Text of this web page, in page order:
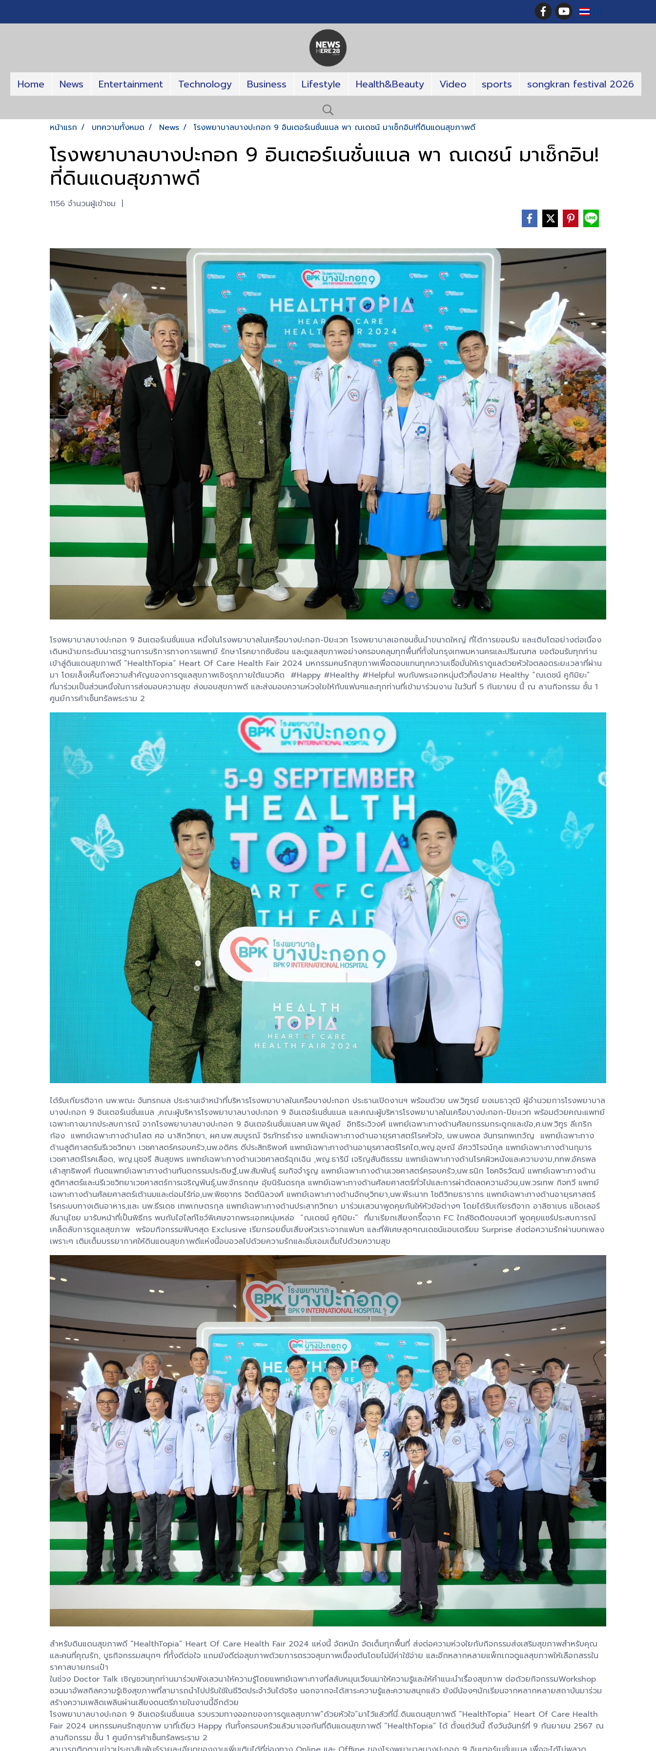
TH
Home News Entertainment Technology Business Lifestyle Health&Beauty Video sports songkran festival 2026
หน้าแรก บทความทั้งหมด News โรงพยาบาลบางปะกอก 9 อินเตอร์เนชั่นแนล พา ณเดชน์ มาเช็กอิน!ที่ดินแดนสุขภาพดี
โรงพยาบาลบางปะกอก 9 อินเตอร์เนชั่นแนล พา ณเดชน์ มาเช็กอิน!
ที่ดินแดนสุขภาพดี
1156 จำนวนผู้เข้าชม |
โรงพยาบาลบางปะกอก 9 อินเตอร์เนชั่นแนล หนึ่งในโรงพยาบาลในเครือบางปะกอก-ปิยะเวท โรงพยาบาลเอกชนชั้นนำขนาดใหญ่ ที่ได้การยอมรับ และเติบโตอย่างต่อเนื่อง
เดินหน้ายกระดับมาตรฐานการบริการทางการแพทย์ รักษาโรคยากซับซ้อน และดูแลสุขภาพอย่างครอบคลุมทุกพื้นที่ทั้งในกรุงเทพมหานครและปริมณฑล ขอต้อนรับทุกท่าน
เข้าสู่ดินแดนสุขภาพดี “HealthTopia” Heart Of Care Health Fair 2024 มหกรรมคนรักสุขภาพเพื่อตอบแทนทุกความเชื่อมั่นให้เราดูแลด้วยหัวใจตลอดระยะเวลาที่ผ่าน
มา โดยเล็งเห็นถึงความสำคัญของการดูแลสุขภาพเชิงรุกภายใต้แนวคิด #Happy #Healthy #Helpful พบกับพระเอกหนุ่มตัวท็อปสาย Healthy “ณเดชน์ คูกิมิยะ”
ที่มาร่วมเป็นส่วนหนึ่งในการส่งมอบความสุข ส่งมอบสุขภาพดี และส่งมอบความห่วงใยให้กับแฟนๆและทุกท่านที่เข้ามาร่วมงาน ในวันที่ 5 กันยายน นี้ ณ ลานกิจกรรม ชั้น 1
ศูนย์การค้าเซ็นทรัลพระราม 2
ได้รับเกียรติจาก นพ.พณะ จันทรกมล ประธานเจ้าหน้าที่บริหารโรงพยาบาลในเครือบางปะกอก ประธานเปิดงานฯ พร้อมด้วย นพ.วิฑูรย์ ยงเมธาวุฒิ ผู้อำนวยการโรงพยาบาล
บางปะกอก 9 อินเตอร์เนชั่นแนล ,คณะผู้บริหารโรงพยาบาลบางปะกอก 9 อินเตอร์เนชั่นแนล และคณะผู้บริหารโรงพยาบาลในเครือบางปะกอก-ปิยะเวท พร้อมด้วยคณะแพทย์
เฉพาะทางมากประสบการณ์ จากโรงพยาบาลบางปะกอก 9 อินเตอร์เนชั่นแนลศ.นพ.พิบูลย์ อิทธิระวิวงศ์ แพทย์เฉพาะทางด้านศัลยกรรมกระดูกและข้อ,ศ.นพ.วิฑูร ลีเกริก
ก้อง แพทย์เฉพาะทางด้านโสต ศอ นาสิกวิทยา, ผศ.นพ.สมบูรณ์ จิรภัทรธำรง แพทย์เฉพาะทางด้านอายุรศาสตร์โรคหัวใจ, นพ.นพดล จันทรเทพเทวัญ แพทย์เฉพาะทาง
ด้านสูติศาสตร์นรีเวชวิทยา เวชศาสตร์ครอบครัว,นพ.อดิศร ดีประสิทธิพงศ์ แพทย์เฉพาะทางด้านอายุรศาสตร์โรคไต,พญ.อุษณี อัศววิโรจน์กุล แพทย์เฉพาะทางด้านกุมาร
เวชศาสตร์โรคเลือด, พญ.นุชจรี สินสุขพร แพทย์เฉพาะทางด้านเวชศาสตร์ฉุกเฉิน ,พญ.ธารินี เจริญสันติธรรม แพทย์เฉพาะทางด้านโรคผิวหนังและความงาม,ททพ.อัครพล
เล้าสุทธิพงศ์ ทันตแพทย์เฉพาะทางด้านทันตกรรมประดิษฐ์,นพ.สัมพันธุ์ ธนกิจจำรูญ แพทย์เฉพาะทางด้านเวชศาสตร์ครอบครัว,นพ.ธนิก โชคจิรวัฒน์ แพทย์เฉพาะทางด้าน
สูติศาสตร์และนรีเวชวิทยาเวชศาสตร์การเจริญพันธุ์,นพ.จักรกฤษ อุ้ยนิรันดรกุล แพทย์เฉพาะทางด้านศัลยศาสตร์ทั่วไปและการผ่าตัดลดความอ้วน,นพ.วรเทพ กิจทวี แพทย์
เฉพาะทางด้านศัลยศาสตร์เต้านมและต่อมไร้ท่อ,นพ.พิชชาทร จิตต์นิลวงศ์ แพทย์เฉพาะทางด้านจักษุวิทยา,นพ.พีระนาท โชติวิทยธารากร แพทย์เฉพาะทางด้านอายุรศาสตร์
โรคระบบทางเดินอาหาร,และ นพ.ธีรเดช เทพเกษตรกุล แพทย์เฉพาะทางด้านประสาทวิทยา มาร่วมเสวนาพูดคุยกันให้หัวข้อต่างๆ โดยได้รับเกียรติจาก อาลิซาเบธ แซ๊ดเลอร์
ลีนานุไชย มารับหน้าที่เป็นพิธีกร พบกับไฮไลท์โชว์พิเศษจากพระเอกหนุ่มหล่อ “ณเดชน์ คูกิมิยะ” ที่มาเรียกเสียงกรี๊ดจาก FC ใกล้ชิดติดขอบเวที พูดคุยแชร์ประสบการณ์
เคล็ดลับการดูแลสุขภาพ พร้อมกิจกรรมฟินๆสุด Exclusive เรียกรอยยิ้มเสียงหัวเราะจากแฟนๆ และที่พิเศษสุดๆณเดชน์แอบเตรียม Surprise ส่งต่อความรักผ่านบทเพลง
เพราะๆ เติมเต็มบรรยากาศให้ดินแดนสุขภาพดีแห่งนี้อบอวลไปด้วยความรักและอิ่มเอมเต็มไปด้วยความสุข
สำหรับดินแดนสุขภาพดี “HealthTopia” Heart Of Care Health Fair 2024 แห่งนี้ จัดหนัก จัดเต็มทุกพื้นที่ ส่งต่อความห่วงใยกับกิจกรรมส่งเสริมสุขภาพสำหรับคุณ
และคนที่คุณรัก, บูธกิจกรรมสนุกๆ ที่ทั้งดีต่อใจ แถมยังดีต่อสุขภาพด้วยการตรวจสุขภาพเบื้องต้นโดยไม่มีค่าใช้จ่าย และอีกหลากหลายแพ็กเกจดูแลสุขภาพให้เลือกสรรใน
ราคาสบายกระเป๋า
ในช่วง Doctor Talk เชิญชวนทุกท่านมาร่วมฟังเสวนาให้ความรู้โดยแพทย์เฉพาะทางที่สลับหมุนเวียนมาให้ความรู้และให้คำแนะนำเรื่องสุขภาพ ต่อด้วยกิจกรรมWorkshop
ชวนมาอัพสกิลความรู้เชิงสุขภาพที่สามารถนำไปปรับใช้ในชีวิตประจำวันได้จริง นอกจากจะได้สาระความรู้และความสนุกแล้ว ยังมีน้องๆนักเรียนจากหลากหลายสถาบันมาร่วม
สร้างความเพลิดเพลินผ่านเสียงดนตรีภายในงานนี้อีกด้วย
โรงพยาบาลบางปะกอก 9 อินเตอร์เนชั่นแนล รวบรวมทางออกของการดูแลสุขภาพ“ด้วยหัวใจ”มาไว้แล้วที่นี่..ดินแดนสุขภาพดี “HealthTopia” Heart Of Care Health
Fair 2024 มหกรรมคนรักสุขภาพ มาที่เดียว Happy กันทั้งครอบครัวแล้วมาเจอกันที่ดินแดนสุขภาพดี “HealthTopia” ได้ ตั้งแต่วันนี้ ถึงวันจันทร์ที่ 9 กันยายน 2567 ณ
ลานกิจกรรม ชั้น 1 ศูนย์การค้าเซ็นทรัลพระราม 2